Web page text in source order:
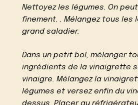
Nettoyez les légumes. On
finement. . Mélangez tous les
grand saladier.
Dans un petit bol, mélanger
ingrédients de la vinaigrette
vinaigre. Mélangez la
légumes et versez enfin du
dessus. Placer au